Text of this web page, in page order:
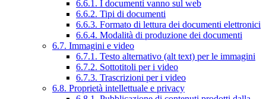
6.6.1. I documenti vanno sul web
6.6.2. Tipi di documenti
6.6.3. Formato di lettura dei documenti elettronici
6.6.4. Modalità di produzione dei documenti
6.7. Immagini e video
6.7.1. Testo alternativo (alt text) per le immagini
6.7.2. Sottotitoli per i video
6.7.3. Trascrizioni per i video
6.8. Proprietà intellettuale e privacy